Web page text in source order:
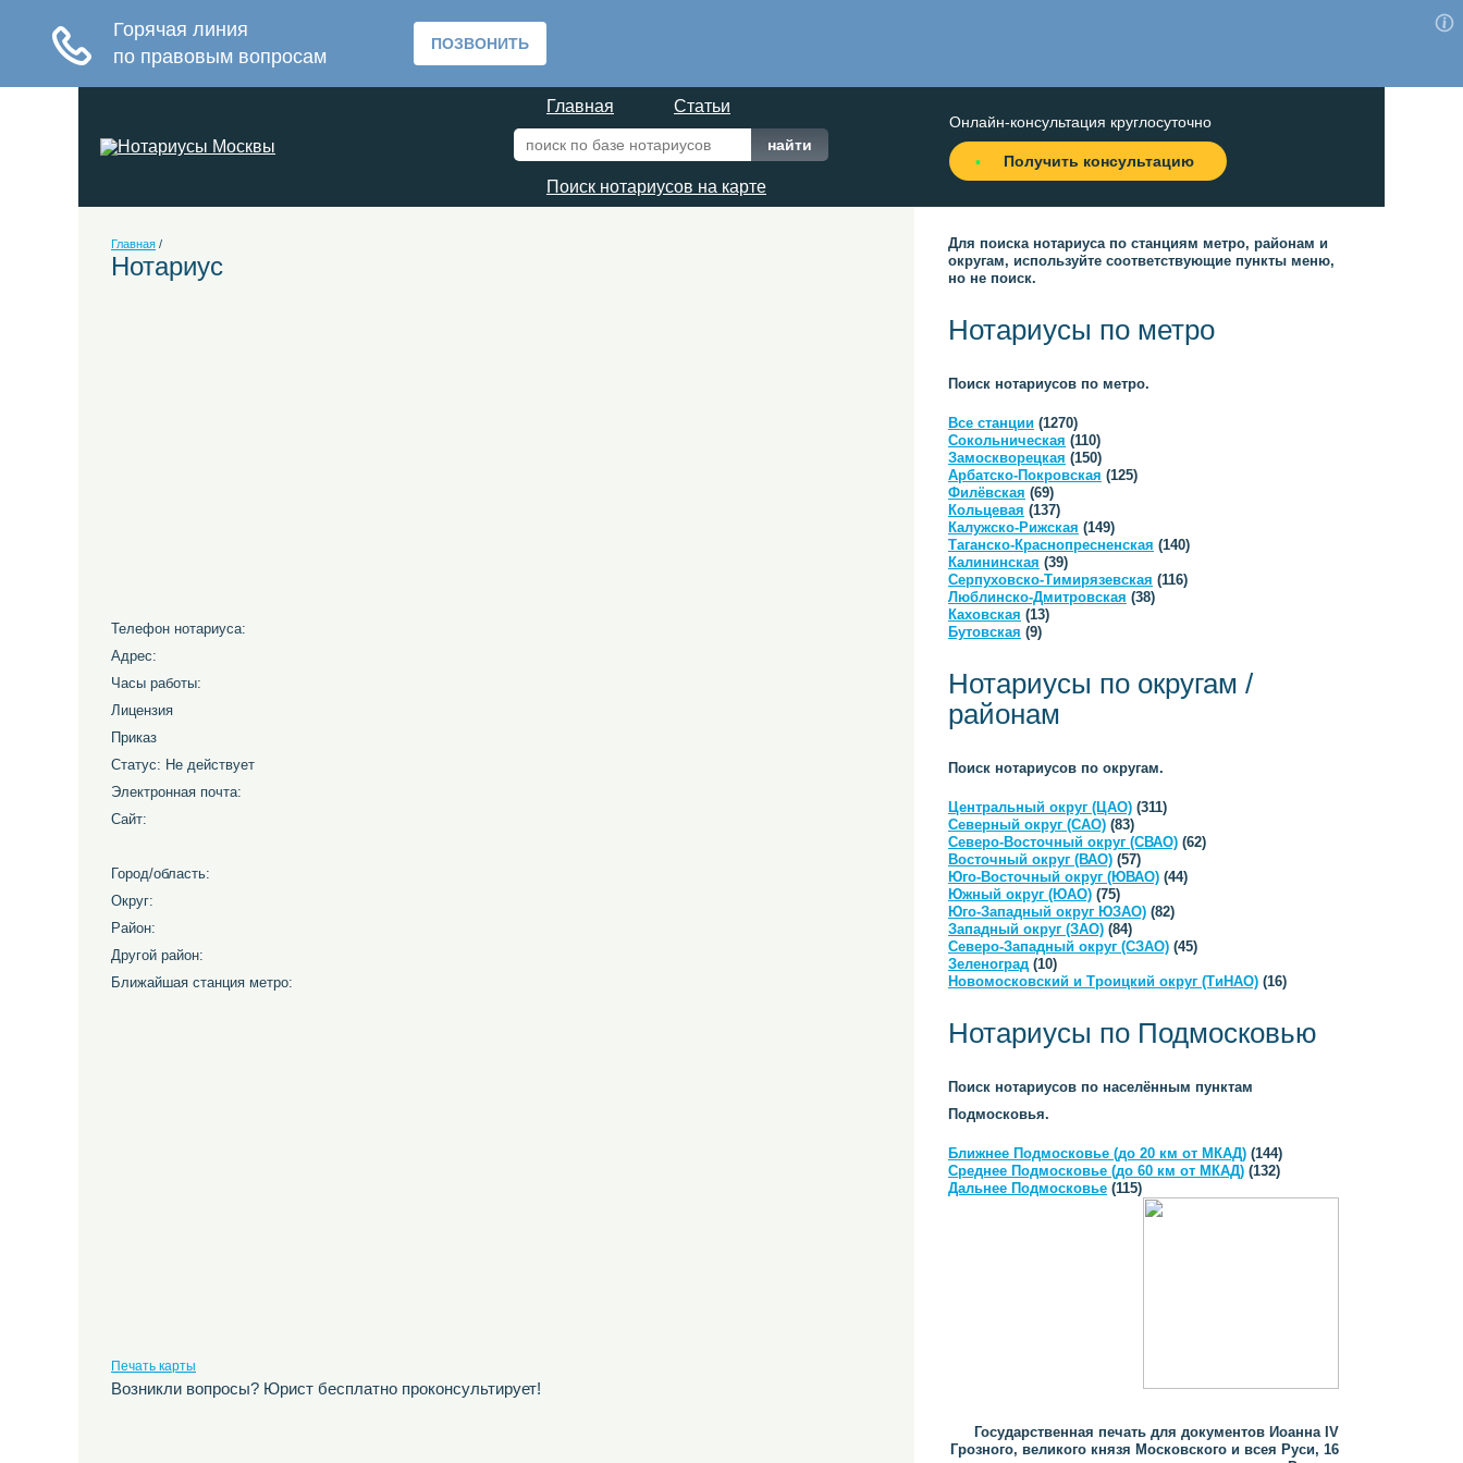
Главная Статьи
Поиск нотариусов на карте
Онлайн-консультация круглосуточно
Получить консультацию
Главная /
Нотариус
Телефон нотариуса:
Адрес:
Часы работы:
Лицензия
Приказ
Статус: Не действует
Электронная почта:
Сайт:
Город/область:
Округ:
Район:
Другой район:
Ближайшая станция метро:
Печать карты
Возникли вопросы? Юрист бесплатно проконсультирует!
Для поиска нотариуса по станциям метро, районам и
округам, используйте соответствующие пункты меню,
но не поиск.
Нотариусы по метро
Поиск нотариусов по метро.
Все станции (1270)
Сокольническая (110)
Замоскворецкая (150)
Арбатско-Покровская (125)
Филёвская (69)
Кольцевая (137)
Калужско-Рижская (149)
Таганско-Краснопресненская (140)
Калининская (39)
Серпуховско-Тимирязевская (116)
Люблинско-Дмитровская (38)
Каховская (13)
Бутовская (9)
Нотариусы по округам /
районам
Поиск нотариусов по округам.
Центральный округ (ЦАО) (311)
Северный округ (САО) (83)
Северо-Восточный округ (СВАО) (62)
Восточный округ (ВАО) (57)
Юго-Восточный округ (ЮВАО) (44)
Южный округ (ЮАО) (75)
Юго-Западный округ ЮЗАО) (82)
Западный округ (ЗАО) (84)
Северо-Западный округ (СЗАО) (45)
Зеленоград (10)
Новомосковский и Троицкий округ (ТиНАО) (16)
Нотариусы по Подмосковью
Поиск нотариусов по населённым пунктам
Подмосковья.
Ближнее Подмосковье (до 20 км от МКАД) (144)
Среднее Подмосковье (до 60 км от МКАД) (132)
Дальнее Подмосковье (115)
Государственная печать для документов Иоанна IV
Грозного, великого князя Московского и всея Руси, 16